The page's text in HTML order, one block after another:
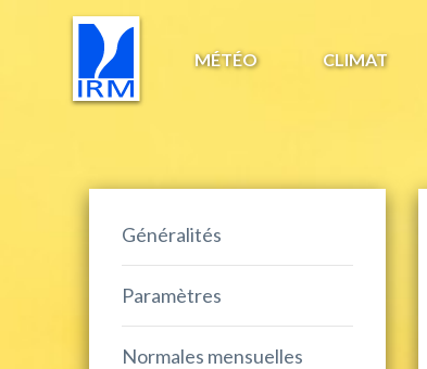
MÉTÉO CLIMAT
Généralités
Paramètres
Normales mensuelles